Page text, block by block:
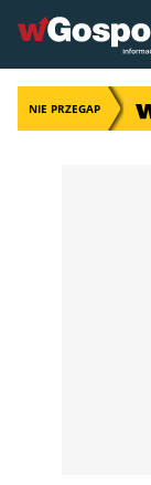
NIE PRZEGAP